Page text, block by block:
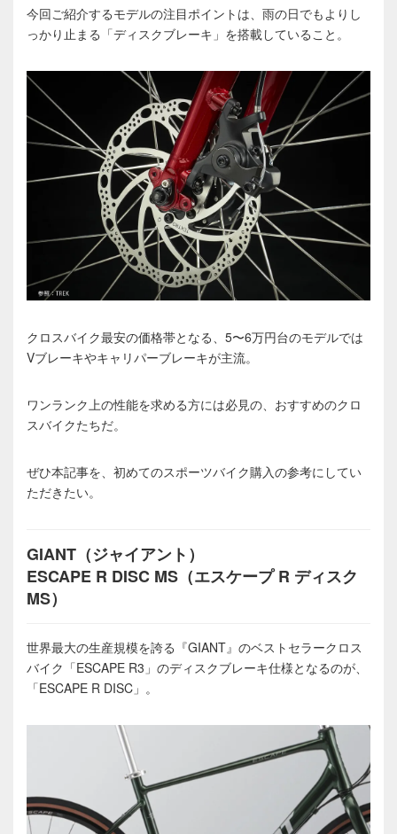
今回ご紹介するモデルの注目ポイントは、雨の日でもよりし
っかり止まる「ディスクブレーキ」を搭載していること。
クロスバイク最安の価格帯となる、5〜6万円台のモデルでは
Vブレーキやキャリパーブレーキが主流。
ワンランク上の性能を求める方には必見の、おすすめのクロ
スバイクたちだ。
ぜひ本記事を、初めてのスポーツバイク購入の参考にしてい
ただきたい。
GIANT（ジャイアント）
ESCAPE R DISC MS（エスケープ R ディスク
MS）
世界最大の生産規模を誇る『GIANT』のベストセラークロス
バイク「ESCAPE R3」のディスクブレーキ仕様となるのが、
「ESCAPE R DISC」。